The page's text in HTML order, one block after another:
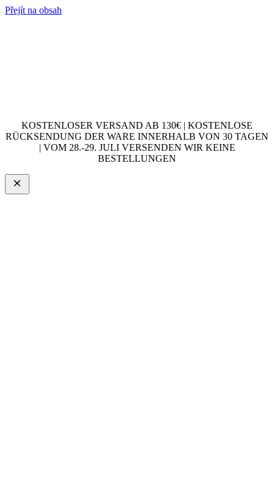
Přejít na obsah
KOSTENLOSER VERSAND AB 130€ | KOSTENLOSE
RÜCKSENDUNG DER WARE INNERHALB VON 30 TAGEN
| VOM 28.-29. JULI VERSENDEN WIR KEINE
BESTELLUNGEN